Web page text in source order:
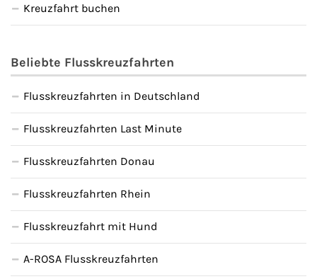
Kreuzfahrt buchen
Beliebte Flusskreuzfahrten
Flusskreuzfahrten in Deutschland
Flusskreuzfahrten Last Minute
Flusskreuzfahrten Donau
Flusskreuzfahrten Rhein
Flusskreuzfahrt mit Hund
A-ROSA Flusskreuzfahrten